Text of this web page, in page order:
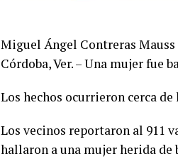
Miguel Ángel Contreras Mauss
Córdoba, Ver. – Una mujer fue
Los hechos ocurrieron cerca
Los vecinos reportaron al 911
hallaron a una mujer herida de